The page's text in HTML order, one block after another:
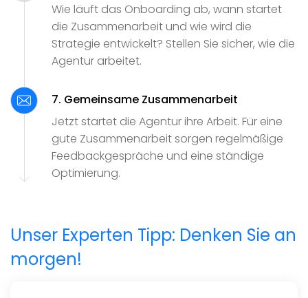
Wie läuft das Onboarding ab, wann startet
die Zusammenarbeit und wie wird die
Strategie entwickelt? Stellen Sie sicher, wie die
Agentur arbeitet.
7. Gemeinsame Zusammenarbeit
Jetzt startet die Agentur ihre Arbeit. Für eine
gute Zusammenarbeit sorgen regelmäßige
Feedbackgespräche und eine ständige
Optimierung.
Unser Experten Tipp: Denken Sie an
morgen!